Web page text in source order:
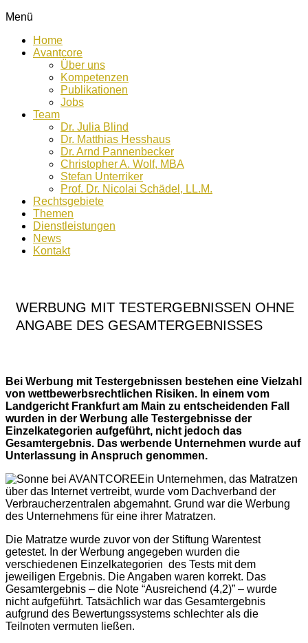
Menü
Home
Avantcore
Über uns
Kompetenzen
Publikationen
Jobs
Team
Dr. Julia Blind
Dr. Matthias Hesshaus
Dr. Arnd Pannenbecker
Christopher A. Wolf, MBA
Stefan Unterriker
Prof. Dr. Nicolai Schädel, LL.M.
Rechtsgebiete
Themen
Dienstleistungen
News
Kontakt
WERBUNG MIT TESTERGEBNISSEN OHNE
ANGABE DES GESAMTERGEBNISSES
Bei Werbung mit Testergebnissen bestehen eine Vielzahl
von wettbewerbsrechtlichen Risiken. In einem vom
Landgericht Frankfurt am Main zu entscheidenden Fall
wurden in der Werbung alle Testergebnisse der
Einzelkategorien aufgeführt, nicht jedoch das
Gesamtergebnis. Das werbende Unternehmen wurde auf
Unterlassung in Anspruch genommen.
Ein Unternehmen, das Matratzen
über das Internet vertreibt, wurde vom Dachverband der
Verbraucherzentralen abgemahnt. Grund war die Werbung
des Unternehmens für eine ihrer Matratzen.
Die Matratze wurde zuvor von der Stiftung Warentest
getestet. In der Werbung angegeben wurden die
verschiedenen Einzelkategorien des Tests mit dem
jeweiligen Ergebnis. Die Angaben waren korrekt. Das
Gesamtergebnis – die Note “Ausreichend (4,2)” – wurde
nicht aufgeführt. Tatsächlich war das Gesamtergebnis
aufgrund des Bewertungssystems schlechter als die
Teilnoten vermuten ließen.